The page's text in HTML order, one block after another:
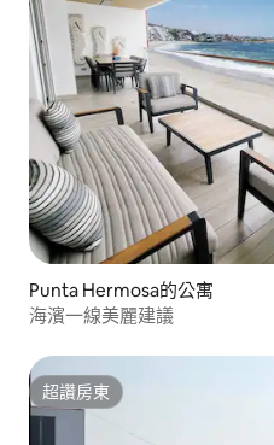
Punta Hermosa的公寓
海濱一線美麗建議
超讚房東
超讚房東